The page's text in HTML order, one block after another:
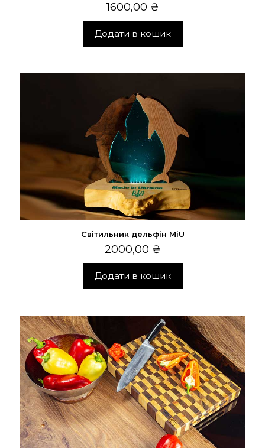
1600,00 ₴
Додати в кошик
Світильник дельфін MiU
2000,00 ₴
Додати в кошик